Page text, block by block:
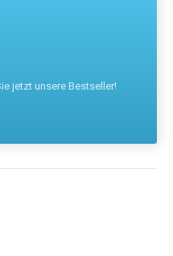
jetzt unsere Bestseller!